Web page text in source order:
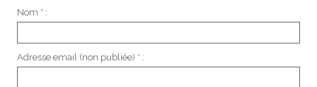
Nom * :
Adresse email (non publiée) * :